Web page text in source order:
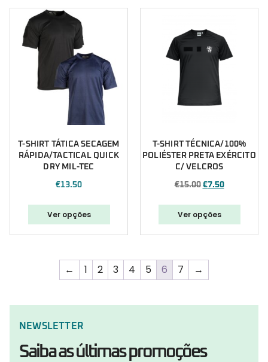
T-SHIRT TÁTICA SECAGEM
RÁPIDA/TACTICAL QUICK
DRY MIL-TEC
€13.50
Ver opções
T-SHIRT TÉCNICA/100%
POLIÉSTER PRETA EXÉRCITO
C/ VELCROS
€15.00 €7.50
Ver opções
← 1 2 3 4 5 6 7 →
NEWSLETTER
Saiba as últimas promoções